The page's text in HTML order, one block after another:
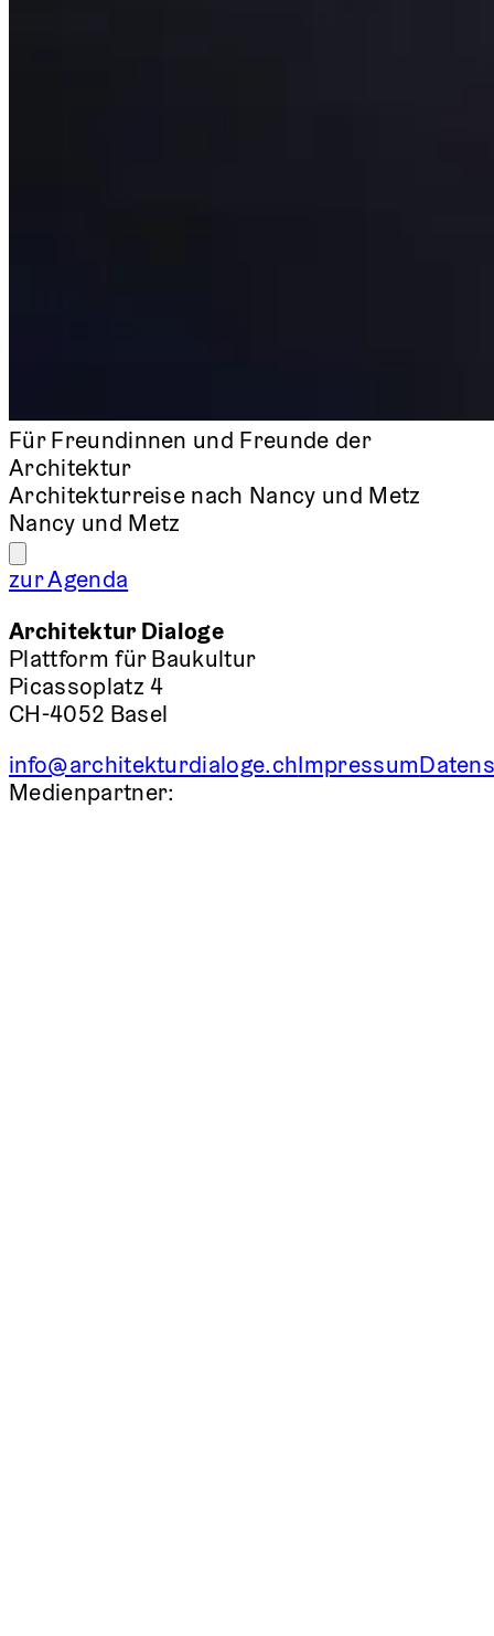
Für Freundinnen und Freunde der
Architektur
Architekturreise nach Nancy und Metz
Nancy und Metz
zur Agenda
Architektur Dialoge
Plattform für Baukultur
Picassoplatz 4
CH-4052 Basel
info@architekturdialoge.chImpressum
Medienpartner: